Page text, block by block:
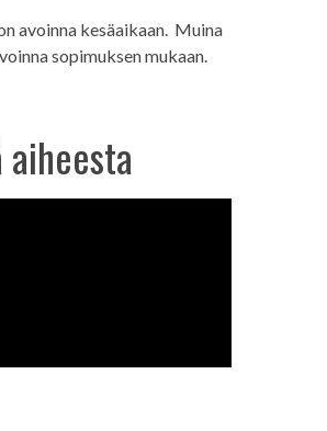
avoinna kesäaikaan. Muina
sopimuksen mukaan.
aiheesta